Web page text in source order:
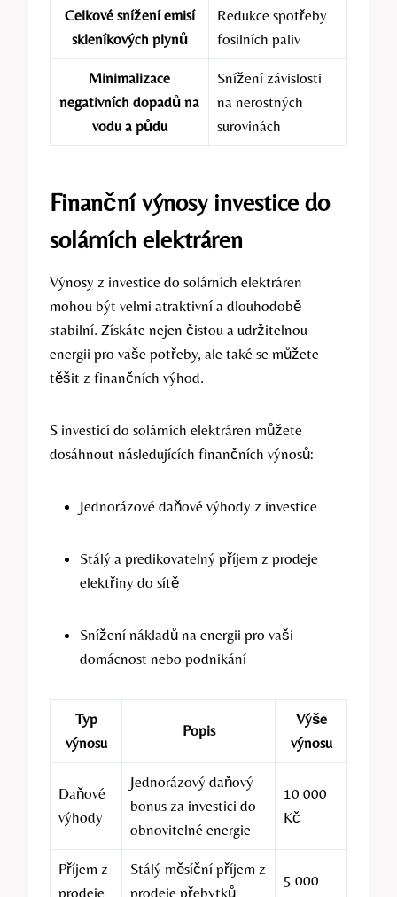
Celkové snížení emisí
skleníkových plynů
Redukce spotřeby
fosilních paliv
Minimalizace
negativních dopadů na
vodu a půdu
Snížení závislosti
na nerostných
surovinách
Finanční výnosy investice do
solárních elektráren
Výnosy z investice do solárních elektráren
mohou být velmi atraktivní a dlouhodobě
stabilní. Získáte nejen čistou a udržitelnou
energii pro vaše potřeby, ale také se můžete
těšit z finančních výhod.
S investicí do solárních elektráren můžete
dosáhnout následujících finančních výnosů:
Jednorázové daňové výhody z investice
Stálý a predikovatelný příjem z prodeje
elektřiny do sítě
Snížení nákladů na energii pro vaši
domácnost nebo podnikání
Typ
výnosu
Popis
Výše
výnosu
Daňové
výhody
Jednorázový daňový
bonus za investici do
obnovitelné energie
10 000
Kč
Příjem z
prodeje
Stálý měsíční příjem z
prodeje přebytků
5 000